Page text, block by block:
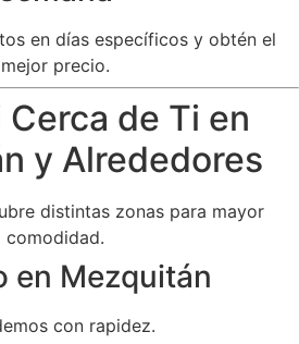
en días específicos y obtén el
mejor precio.
de Ti en
y Alrededores
distintas zonas para mayor
comodidad.
en Mezquitán
con rapidez.